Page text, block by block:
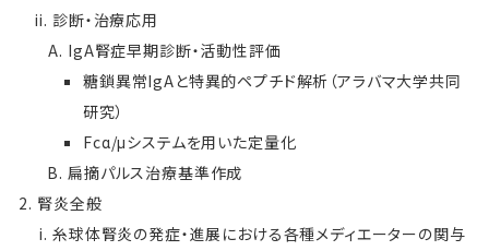
診断・治療応用
IgA腎症早期診断・活動性評価
糖鎖異常IgAと特異的ペプチド解析（アラバマ大学共同
研究）
Fcα/μシステムを用いた定量化
扁摘パルス治療基準作成
腎炎全般
糸球体腎炎の発症・進展における各種メディエーターの関与